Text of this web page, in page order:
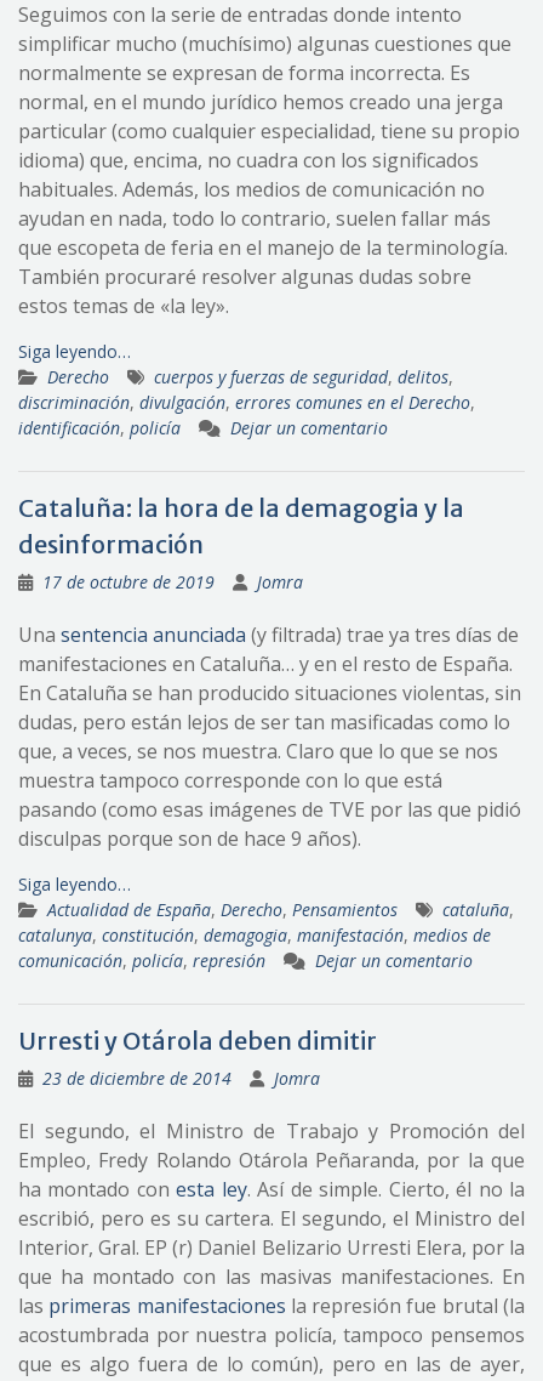
Seguimos con la serie de entradas donde intento
simplificar mucho (muchísimo) algunas cuestiones que
normalmente se expresan de forma incorrecta. Es
normal, en el mundo jurídico hemos creado una jerga
particular (como cualquier especialidad, tiene su propio
idioma) que, encima, no cuadra con los significados
habituales. Además, los medios de comunicación no
ayudan en nada, todo lo contrario, suelen fallar más
que escopeta de feria en el manejo de la terminología.
También procuraré resolver algunas dudas sobre
estos temas de «la ley».
Siga leyendo…
Derecho
cuerpos y fuerzas de seguridad, delitos,
discriminación, divulgación, errores comunes en el Derecho,
identificación, policía Dejar un comentario
Cataluña: la hora de la demagogia y la
desinformación
17 de octubre de 2019 Jomra
Una sentencia anunciada (y filtrada) trae ya tres días de
manifestaciones en Cataluña… y en el resto de España.
En Cataluña se han producido situaciones violentas, sin
dudas, pero están lejos de ser tan masificadas como lo
que, a veces, se nos muestra. Claro que lo que se nos
muestra tampoco corresponde con lo que está
pasando (como esas imágenes de TVE por las que pidió
disculpas porque son de hace 9 años).
Siga leyendo…
Actualidad de España, Derecho, Pensamientos cataluña,
catalunya, constitución, demagogia, manifestación, medios de
comunicación, policía, represión Dejar un comentario
Urresti y Otárola deben dimitir
23 de diciembre de 2014 Jomra
El segundo, el Ministro de Trabajo y Promoción del
Empleo, Fredy Rolando Otárola Peñaranda, por la que
ha montado conesta ley. Así de simple. Cierto, él no la
escribió, pero es su cartera. El segundo, el Ministro del
Interior, Gral. EP (r) Daniel Belizario Urresti Elera, por la
que ha montado con las masivas manifestaciones. En
las primeras manifestaciones la represión fue brutal (la
acostumbrada por nuestra policía, tampoco pensemos
que es algo fuera de lo común), pero en las de ayer,